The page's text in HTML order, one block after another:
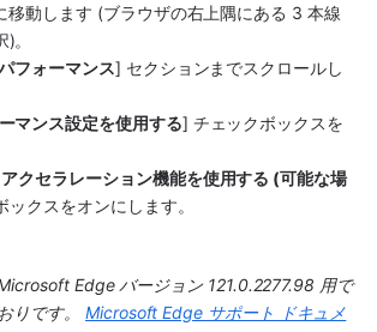
移動します (ブラウザの右上隅にある 3 本線
。
フォーマンス] セクションまでスクロールし
マンス設定を使用する] チェックボックスを
クセラレーション機能を使用する (可能な場
ックスをオンにします。
Edge バージョン 121.0.2277.98 用で
りです。 Microsoft Edge サポート ドキュメ